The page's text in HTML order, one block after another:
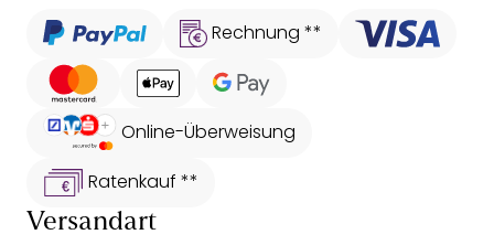
Rechnung **
Online-Überweisung
Ratenkauf **
Versandart